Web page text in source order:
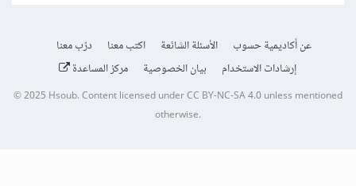
عن أكاديمية حسوب الأسئلة الشائعة اكتب معنا
درّب معنا
إرشادات الاستخدام
بيان الخصوصية مركز المساعدة
© 2025 Hsoub.Content licensed underCC BY-NC-SA 4.0unless mentioned
otherwise.